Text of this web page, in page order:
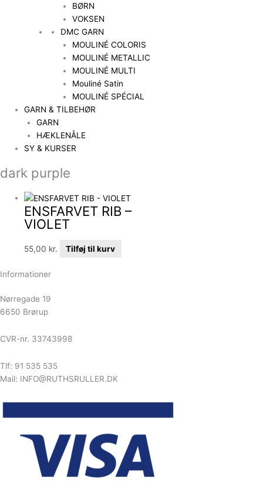
BØRN
VOKSEN
DMC GARN
MOULINÉ COLORIS
MOULINÉ METALLIC
MOULINÉ MULTI
Mouliné Satin
MOULINÉ SPÉCIAL
GARN & TILBEHØR
GARN
HÆKLENÅLE
SY & KURSER
dark purple
ENSFARVET RIB –
VIOLET
55,00 kr. Tilføj til kurv
Informationer
Nørregade 19
6650 Brørup
CVR-nr. 33743998
Tlf: 91 535 535
Mail: INFO@RUTHSRULLER.DK